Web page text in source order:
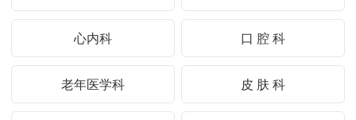
心内科 口 腔 科
老年医学科 皮 肤 科